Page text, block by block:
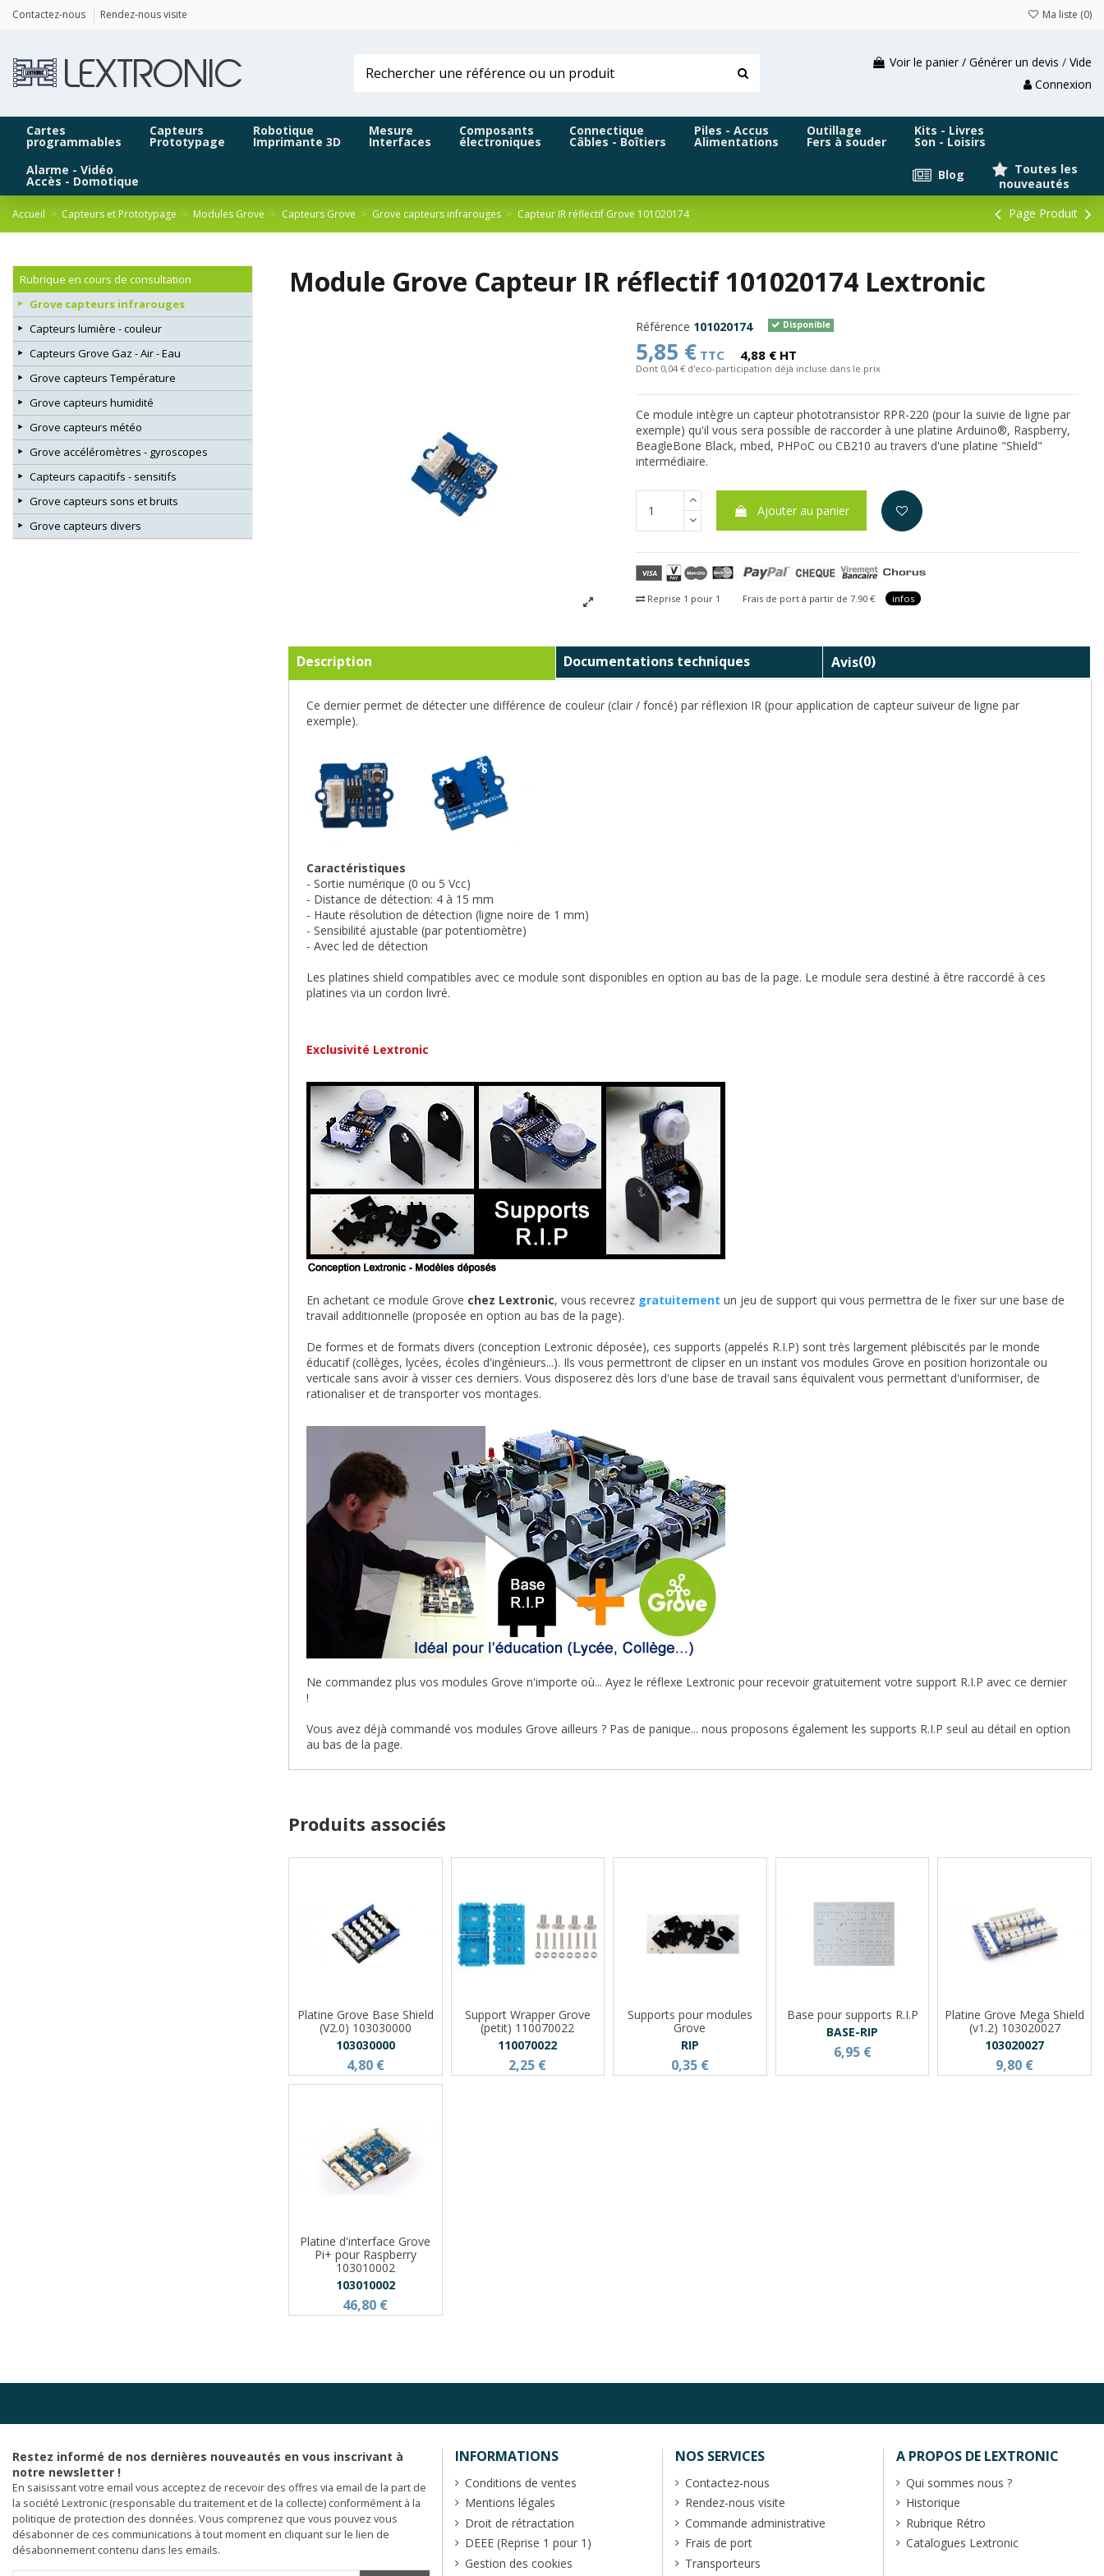
Contactez-nous Rendez-nous visite Ma liste (0)
Voir le panier / Générer un devis / Vide
Connexion
Cartes
programmables
Capteurs
Prototypage
Robotique
Imprimante 3D
Mesure
Interfaces
Composants
électroniques
Connectique
Câbles - Boîtiers
Piles - Accus
Alimentations
Outillage
Fers à souder
Kits - Livres
Son - Loisirs
Alarme - Vidéo
Accès - Domotique
Toutes les
nouveautés
Blog
Accueil Capteurs et Prototypage Modules Grove Capteurs Grove Grove capteurs infrarouges Capteur IR réflectif Grove 101020174 Page Produit
Module Grove Capteur IR réflectif 101020174 Lextronic
Référence 101020174 Disponible
5,85 € TTC 4,88 € HT
Dont 0,04 € d'eco-participation déjà incluse dans le prix
Ce module intègre un capteur phototransistor RPR-220 (pour la suivie de ligne par
exemple) qu'il vous sera possible de raccorder à une platine Arduino®, Raspberry,
BeagleBone Black, mbed, PHPoC ou CB210 au travers d'une platine "Shield"
intermédiaire.
Ajouter au panier
Reprise 1 pour 1 Frais de port à partir de 7.90 € infos
Description Documentations techniques Avis(0)
Ce dernier permet de détecter une différence de couleur (clair / foncé) par réflexion IR (pour application de capteur suiveur de ligne par
exemple).
Caractéristiques
- Sortie numérique (0 ou 5 Vcc)
- Distance de détection: 4 à 15 mm
- Haute résolution de détection (ligne noire de 1 mm)
- Sensibilité ajustable (par potentiomètre)
- Avec led de détection
Les platines shield compatibles avec ce module sont disponibles en option au bas de la page. Le module sera destiné à être raccordé à ces
platines via un cordon livré.
Exclusivité Lextronic
En achetant ce module Grove chez Lextronic, vous recevrez gratuitement un jeu de support qui vous permettra de le fixer sur une base de
travail additionnelle (proposée en option au bas de la page).
De formes et de formats divers (conception Lextronic déposée), ces supports (appelés R.I.P) sont très largement plébiscités par le monde
éducatif (collèges, lycées, écoles d'ingénieurs...). Ils vous permettront de clipser en un instant vos modules Grove en position horizontale ou
verticale sans avoir à visser ces derniers. Vous disposerez dès lors d'une base de travail sans équivalent vous permettant d'uniformiser, de
rationaliser et de transporter vos montages.
Ne commandez plus vos modules Grove n'importe où... Ayez le réflexe Lextronic pour recevoir gratuitement votre support R.I.P avec ce dernier
!
Vous avez déjà commandé vos modules Grove ailleurs ? Pas de panique... nous proposons également les supports R.I.P seul au détail en option
au bas de la page.
Produits associés
Platine Grove Base Shield
(V2.0) 103030000
103030000
4,80 €
Support Wrapper Grove
(petit) 110070022
110070022
2,25 €
Supports pour modules
Grove
RIP
0,35 €
Base pour supports R.I.P
BASE-RIP
6,95 €
Platine Grove Mega Shield
(v1.2) 103020027
103020027
9,80 €
Platine d'interface Grove
Pi+ pour Raspberry
103010002
103010002
46,80 €
Rubrique en cours de consultation
Grove capteurs infrarouges
Capteurs lumière - couleur
Capteurs Grove Gaz - Air - Eau
Grove capteurs Température
Grove capteurs humidité
Grove capteurs météo
Grove accéléromètres - gyroscopes
Capteurs capacitifs - sensitifs
Grove capteurs sons et bruits
Grove capteurs divers
Restez informé de nos dernières nouveautés en vous inscrivant à
notre newsletter !
En saisissant votre email vous acceptez de recevoir des offres via email de la part de
la société Lextronic (responsable du traitement et de la collecte) conformément à la
politique de protection des données. Vous comprenez que vous pouvez vous
désabonner de ces communications à tout moment en cliquant sur le lien de
désabonnement contenu dans les emails.
INFORMATIONS
Conditions de ventes
Mentions légales
Droit de rétractation
DEEE (Reprise 1 pour 1)
Gestion des cookies
NOS SERVICES
Contactez-nous
Rendez-nous visite
Commande administrative
Frais de port
Transporteurs
A PROPOS DE LEXTRONIC
Qui sommes nous ?
Historique
Rubrique Rétro
Catalogues Lextronic
Panneau de gestion des cookies